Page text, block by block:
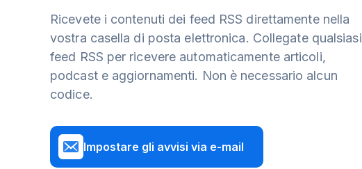
Ricevete i contenuti dei feed RSS direttamente nella
vostra casella di posta elettronica. Collegate qualsiasi
feed RSS per ricevere automaticamente articoli,
podcast e aggiornamenti. Non è necessario alcun
codice.
Impostare gli avvisi via e-mail